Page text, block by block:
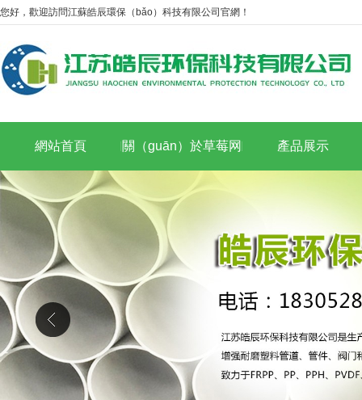
您好，歡迎訪問江蘇皓辰環保（bǎo）科技有限公司官網！
網站首頁 關（guān）於草莓网
站APP
產品展示